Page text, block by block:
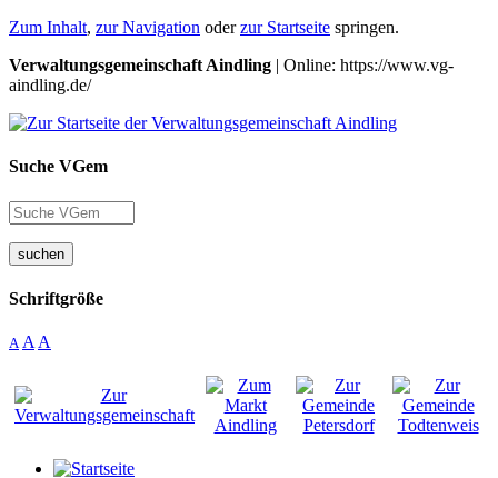
Zum Inhalt, zur Navigation oderzur Startseite springen.
Verwaltungsgemeinschaft Aindling | Online: https://www.vg-
aindling.de/
Suche VGem
suchen
Schriftgröße
A A A